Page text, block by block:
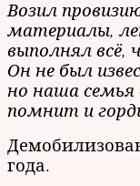
Возил
материалы,
выполнял
Он не был
но наша семья
помнит и
года.